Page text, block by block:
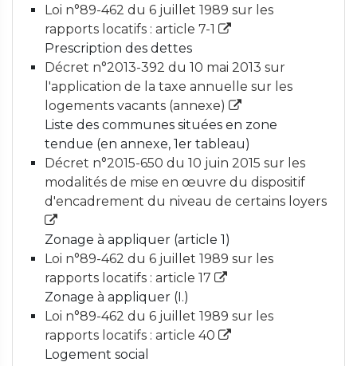
Loi n°89-462 du 6 juillet 1989 sur les
rapports locatifs : article 7-1
Prescription des dettes
Décret n°2013-392 du 10 mai 2013 sur
l'application de la taxe annuelle sur les
logements vacants (annexe)
Liste des communes situées en zone
tendue (en annexe, 1er tableau)
Décret n°2015-650 du 10 juin 2015 sur les
modalités de mise en œuvre du dispositif
d'encadrement du niveau de certains loyers
Zonage à appliquer (article 1)
Loi n°89-462 du 6 juillet 1989 sur les
rapports locatifs : article 17
Zonage à appliquer (I.)
Loi n°89-462 du 6 juillet 1989 sur les
rapports locatifs : article 40
Logement social